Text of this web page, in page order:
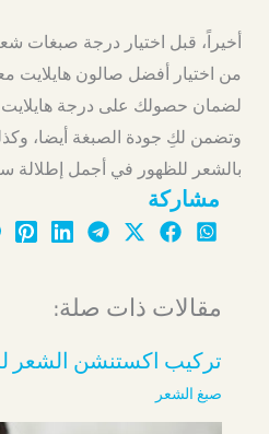
أخيراً، قبل اختيار درجة صبغات
من اختيار أفضل صالون
لضمان حصولك على درجة
وتضمن لكِ جودة الصبغة أيضا،
بالشعر للظهور في أجمل إطلالة
مشاركة
مقالات ذات صلة:
تركيب اكستنشن الشعر
صبغ الشعر